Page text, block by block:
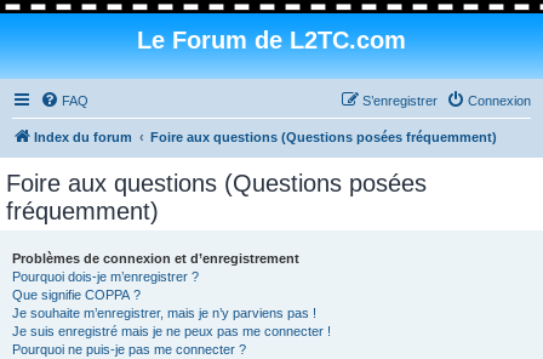
Le Forum de L2TC.com
FAQ Connexion
S’enregistrer
Index du forum Foire aux questions (Questions posées fréquemment)
Foire aux questions (Questions posées
fréquemment)
Problèmes de connexion et d’enregistrement
Pourquoi dois-je m’enregistrer ?
Que signifie COPPA ?
Je souhaite m’enregistrer, mais je n’y parviens pas !
Je suis enregistré mais je ne peux pas me connecter !
Pourquoi ne puis-je pas me connecter ?